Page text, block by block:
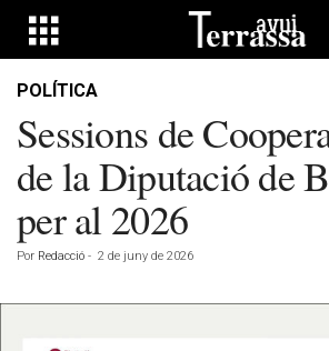
POLÍTICA
Sessions de
de la Diputació de
per al 2026
Por Redacció - 2 de juny de 2026